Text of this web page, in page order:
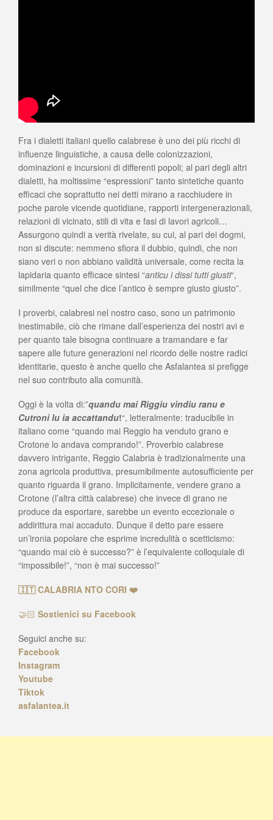
Fra i dialetti italiani quello calabrese è uno dei più ricchi di
influenze linguistiche, a causa delle colonizzazioni,
dominazioni e incursioni di differenti popoli; al pari degli altri
dialetti, ha moltissime “espressioni” tanto sintetiche quanto
efficaci che soprattutto nei detti mirano a racchiudere in
poche parole vicende quotidiane, rapporti intergenerazionali,
relazioni di vicinato, stili di vita e fasi di lavori agricoli…
Assurgono quindi a verità rivelate, su cui, al pari dei dogmi,
non si discute: nemmeno sfiora il dubbio, quindi, che non
siano veri o non abbiano validità universale, come recita la
lapidaria quanto efficace sintesi “anticu i dissi tutti giusti“,
similmente “quel che dice l’antico è sempre giusto giusto”.
I proverbi, calabresi nel nostro caso, sono un patrimonio
inestimabile, ciò che rimane dall’esperienza dei nostri avi e
per quanto tale bisogna continuare a tramandare e far
sapere alle future generazioni nel ricordo delle nostre radici
identitarie, questo è anche quello che Asfalantea si prefigge
nel suo contributo alla comunità.
Oggi è la volta di:”quandu mai Riggiu vindiu ranu e
Cutroni lu ia accattandu!“, letteralmente: traducibile in
italiano come “quando mai Reggio ha venduto grano e
Crotone lo andava comprando!”. Proverbio calabrese
davvero intrigante, Reggio Calabria è tradizionalmente una
zona agricola produttiva, presumibilmente autosufficiente per
quanto riguarda il grano. Implicitamente, vendere grano a
Crotone (l’altra città calabrese) che invece di grano ne
produce da esportare, sarebbe un evento eccezionale o
addirittura mai accaduto. Dunque il detto pare essere
un’ironia popolare che esprime incredulità o scetticismo:
“quando mai ciò è successo?” è l’equivalente colloquiale di
“impossibile!”, “non è mai successo!”
🇮🇹 CALABRIA NTO CORI ❤️
🤝🏻 Sostienici su Facebook
Seguici anche su:
Facebook
Instagram
Youtube
Tiktok
asfalantea.it